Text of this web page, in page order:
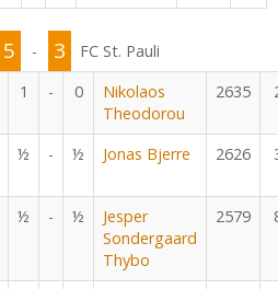
5 - 3
FC St. Pauli
1 - 0
Nikolaos
Theodorou
2635
½ - ½ Jonas Bjerre 2626
½ - ½
Jesper
Sondergaard
Thybo
2579